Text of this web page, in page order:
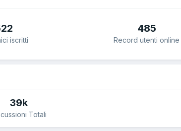
iscritti
485
Record utenti online
39k
Totali